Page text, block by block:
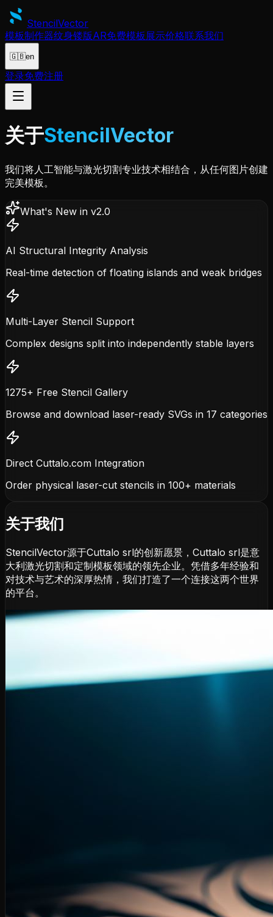
StencilVector
模板制作器纹身镂版AR免费模板展示价格联系我们
🇬🇧en
登录免费注册
关于StencilVector
我们将人工智能与激光切割专业技术相结合，从任何图片创建
完美模板。
What's New in v2.0
AI Structural Integrity Analysis
Real-time detection of floating islands and weak bridges
Multi-Layer Stencil Support
Complex designs split into independently stable layers
1275+ Free Stencil Gallery
Browse and download laser-ready SVGs in 17 categories
Direct Cuttalo.com Integration
Order physical laser-cut stencils in 100+ materials
关于我们
StencilVector源于Cuttalo srl的创新愿景，Cuttalo srl是意
大利激光切割和定制模板领域的领先企业。凭借多年经验和
对技术与艺术的深厚热情，我们打造了一个连接这两个世界
的平台。